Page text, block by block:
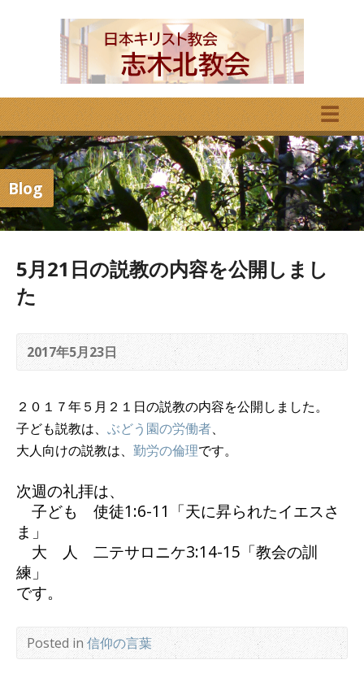
☰
Blog
5月21日の説教の内容を公開しまし
た
2017年5月23日
２０１７年５月２１日の説教の内容を公開しました。
子ども説教は、 ぶどう園の労働者、
大人向けの説教は、 勤労の倫理です。
次週の礼拝は、
子ども 使徒1:6-11「天に昇られたイエスさ
ま」
大 人 二テサロニケ3:14-15「教会の訓
練」
です。
Posted in信仰の言葉